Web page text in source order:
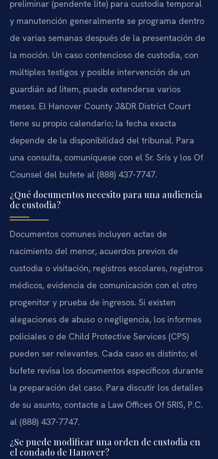
preliminar (pendente lite) para custodia temporal
y manutención generalmente se programa dentro
de varias semanas después de la presentación de
la moción. Un caso contencioso de custodia, con
múltiples testigos y posible intervención de un
guardián ad litem, puede extenderse varios
meses. El Hanover County J&DR District Court
tiene su propio calendario; la fecha exacta
depende de la disponibilidad del tribunal. Para
una consulta, comuníquese con el Sr. Sris y los Of
Counsel del bufete al (888) 437-7747.
¿Qué documentos necesito para una audiencia
de custodia?
Documentos comunes incluyen actas de
nacimiento del menor, acuerdos previos de
custodia o visitación, registros escolares, registros
médicos, evidencia de comunicación con el otro
progenitor y prueba de ingresos. Si existen
alegaciones de abuso o negligencia, los informes
policiales o de Child Protective Services (CPS)
pueden ser relevantes. Cada caso es distinto; el
bufete revisa los documentos específicos durante
la preparación del caso. Para discutir los detalles
de su asunto, contacte a Law Offices Of SRIS, P.C.
al (888) 437-7747.
¿Se puede modificar una orden de custodia en
el condado de Hanover?